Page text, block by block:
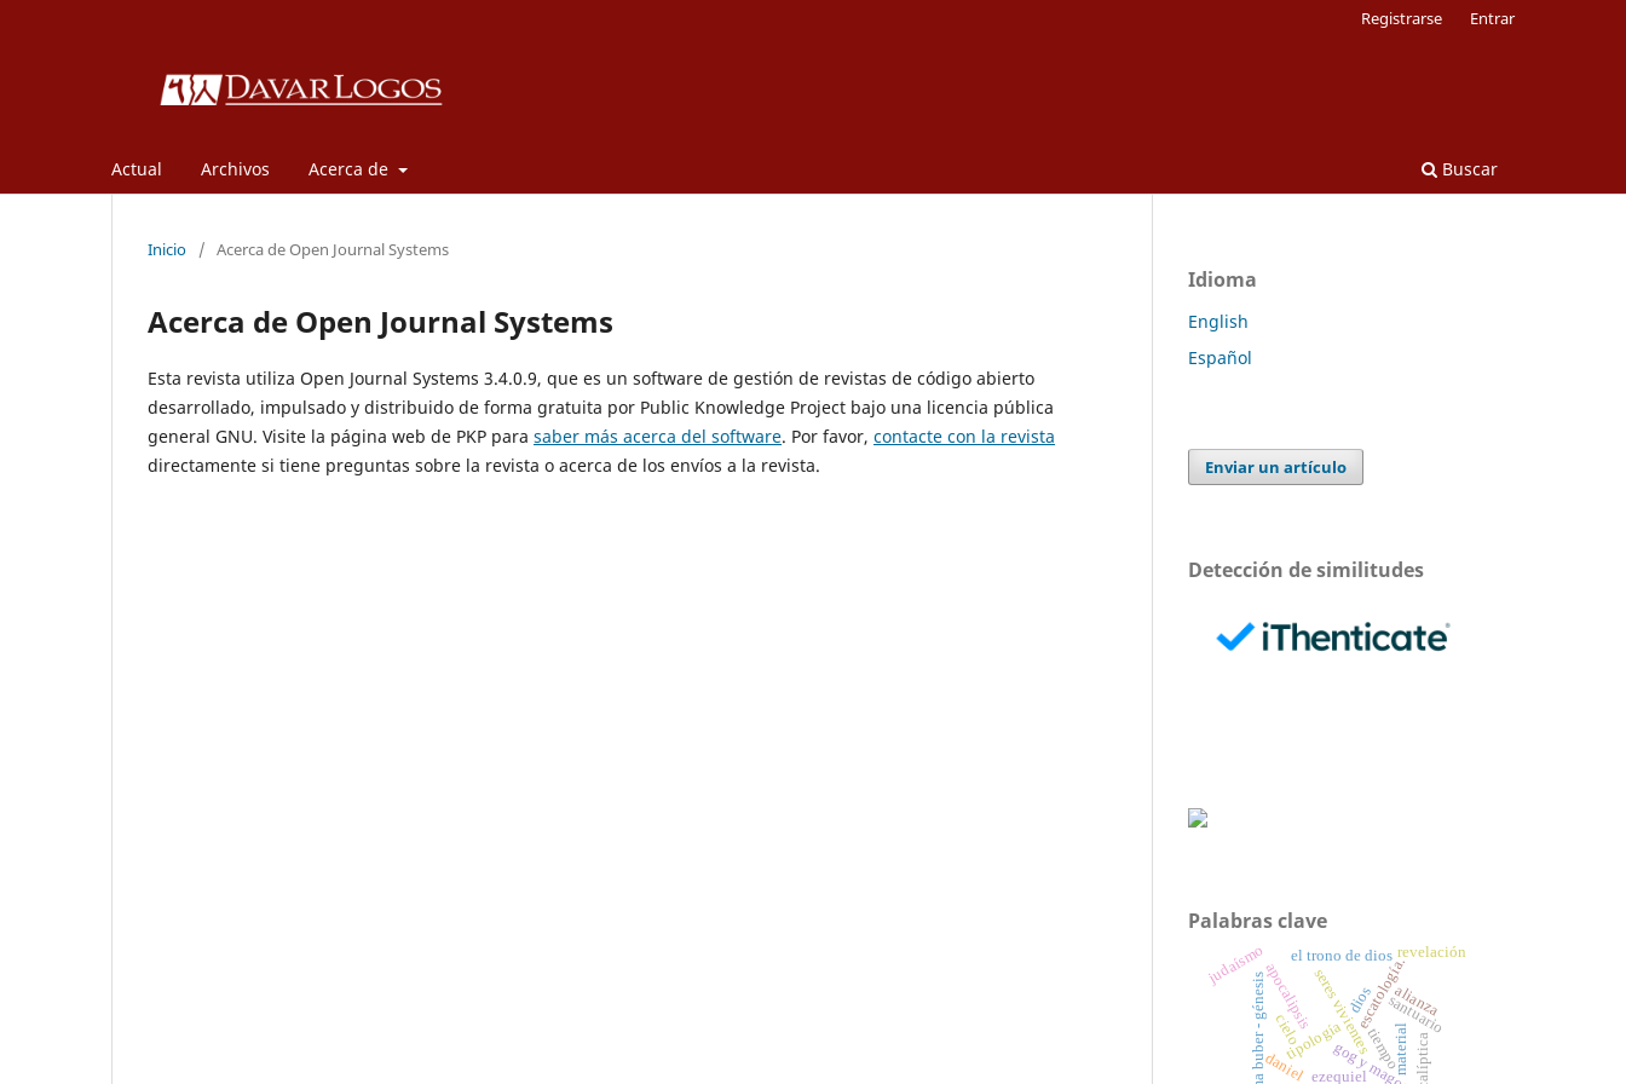
Actual Archivos Acerca de Buscar
Registrarse Entrar
Inicio / Acerca de Open Journal Systems
Acerca de Open Journal Systems
Esta revista utiliza Open Journal Systems 3.4.0.9, que es un software de gestión de revistas de código abierto
desarrollado, impulsado y distribuido de forma gratuita por Public Knowledge Project bajo una licencia pública
general GNU. Visite la página web de PKP para saber más acerca del software. Por favor, contacte con la revista
directamente si tiene preguntas sobre la revista o acerca de los envíos a la revista.
Idioma
English
Español
Enviar un artículo
Detección de similitudes
Palabras clave
ezequiel
gog y magog
tipología
escatología.
tanjuma buber - génesisapocalipsisseres vivientes
el trono de dios
santuario
material
tiempo
dios
cielo
daniel
judaísmo revelación
alianza